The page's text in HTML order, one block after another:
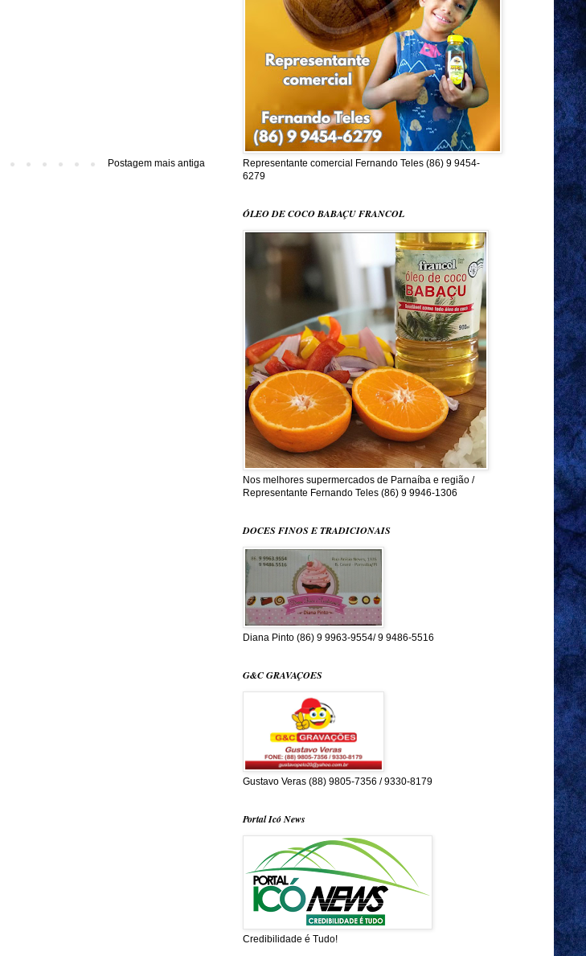
Postagem mais antiga
Representante comercial Fernando Teles (86) 9 9454-
6279
ÓLEO DE COCO BABAÇU FRANCOL
Nos melhores supermercados de Parnaíba e região /
Representante Fernando Teles (86) 9 9946-1306
DOCES FINOS E TRADICIONAIS
Diana Pinto (86) 9 9963-9554/ 9 9486-5516
G&C GRAVAÇOES
Gustavo Veras (88) 9805-7356 / 9330-8179
Portal Icó News
Credibilidade é Tudo!